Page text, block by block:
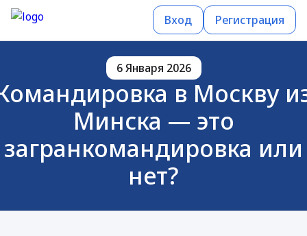
Вход Регистрация
6 Января 2026
в Москву
Минска — это
загранкомандировка или
нет?